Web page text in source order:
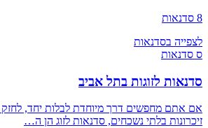
8 סדנאות
לצפייה בסדנאות
ס סדנאות
סדנאות לזוגות בתל אביב
אם אתם מחפשים דרך מיוחדת לבלות יחד, לחזק
זיכרונות בלתי נשכחים, סדנאות לזוג הן ה…